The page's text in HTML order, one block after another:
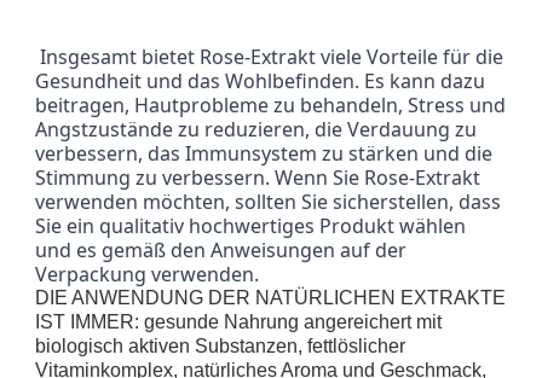
Insgesamt bietet Rose-Extrakt viele Vorteile für die
Gesundheit und das Wohlbefinden. Es kann dazu
beitragen, Hautprobleme zu behandeln, Stress und
Angstzustände zu reduzieren, die Verdauung zu
verbessern, das Immunsystem zu stärken und die
Stimmung zu verbessern. Wenn Sie Rose-Extrakt
verwenden möchten, sollten Sie sicherstellen, dass
Sie ein qualitativ hochwertiges Produkt wählen
und es gemäß den Anweisungen auf der
Verpackung verwenden.
DIE ANWENDUNG DER NATÜRLICHEN EXTRAKTE
IST IMMER: gesunde Nahrung angereichert mit
biologisch aktiven Substanzen, fettlöslicher
Vitaminkomplex, natürliches Aroma und Geschmack,